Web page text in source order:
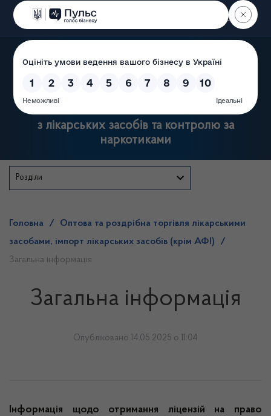
Пошук
Державна служба України
з лікарських засобів та контролю за
наркотиками
Розділи
Головна /
Оптова та роздрібна торгівля лікарськими
засобами, імпорт лікарських засобів (крім АФІ)
/
Загальна інформація
Загальна інформація
Опубліковано 14.05.2025 о 11:04
Інформація щодо отримання ліцензій на право